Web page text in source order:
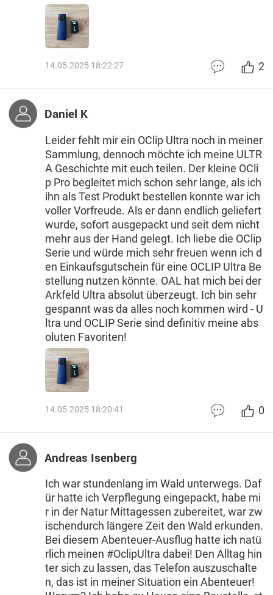
14.05.2025 18:22:27 2
Daniel K
Leider fehlt mir ein OClip Ultra noch in meiner
Sammlung, dennoch möchte ich meine ULTR
A Geschichte mit euch teilen. Der kleine OCli
p Pro begleitet mich schon sehr lange, als ich
ihn als Test Produkt bestellen konnte war ich
voller Vorfreude. Als er dann endlich geliefert
wurde, sofort ausgepackt und seit dem nicht
mehr aus der Hand gelegt. Ich liebe die OClip
Serie und würde mich sehr freuen wenn ich d
en Einkaufsgutschein für eine OCLIP Ultra Be
stellung nutzen könnte. OAL hat mich bei der
Arkfeld Ultra absolut überzeugt. Ich bin sehr
gespannt was da alles noch kommen wird - U
ltra und OCLIP Serie sind definitiv meine abs
oluten Favoriten!
14.05.2025 18:20:41 0
Andreas Isenberg
Ich war stundenlang im Wald unterwegs. Daf
ür hatte ich Verpflegung eingepackt, habe mi
r in der Natur Mittagessen zubereitet, war zw
ischendurch längere Zeit den Wald erkunden.
Bei diesem Abenteuer-Ausflug hatte ich natü
rlich meinen #OclipUltra dabei! Den Alltag hin
ter sich zu lassen, das Telefon auszuschalte
n, das ist in meiner Situation ein Abenteuer!